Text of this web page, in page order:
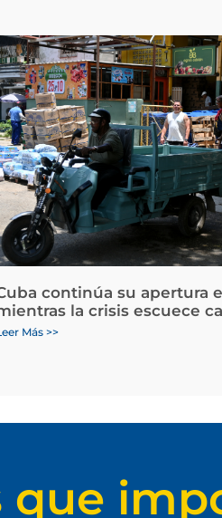
continúa su apertura
la crisis escuece
Más >>
que